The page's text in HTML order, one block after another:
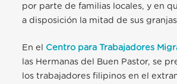
por parte de familias locales, y en
a disposición la mitad de sus
En el Centro para Trabajadores
las Hermanas del Buen Pastor, se
los trabajadores filipinos en el